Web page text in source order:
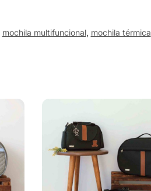
mochila multifuncional, mochila térmica